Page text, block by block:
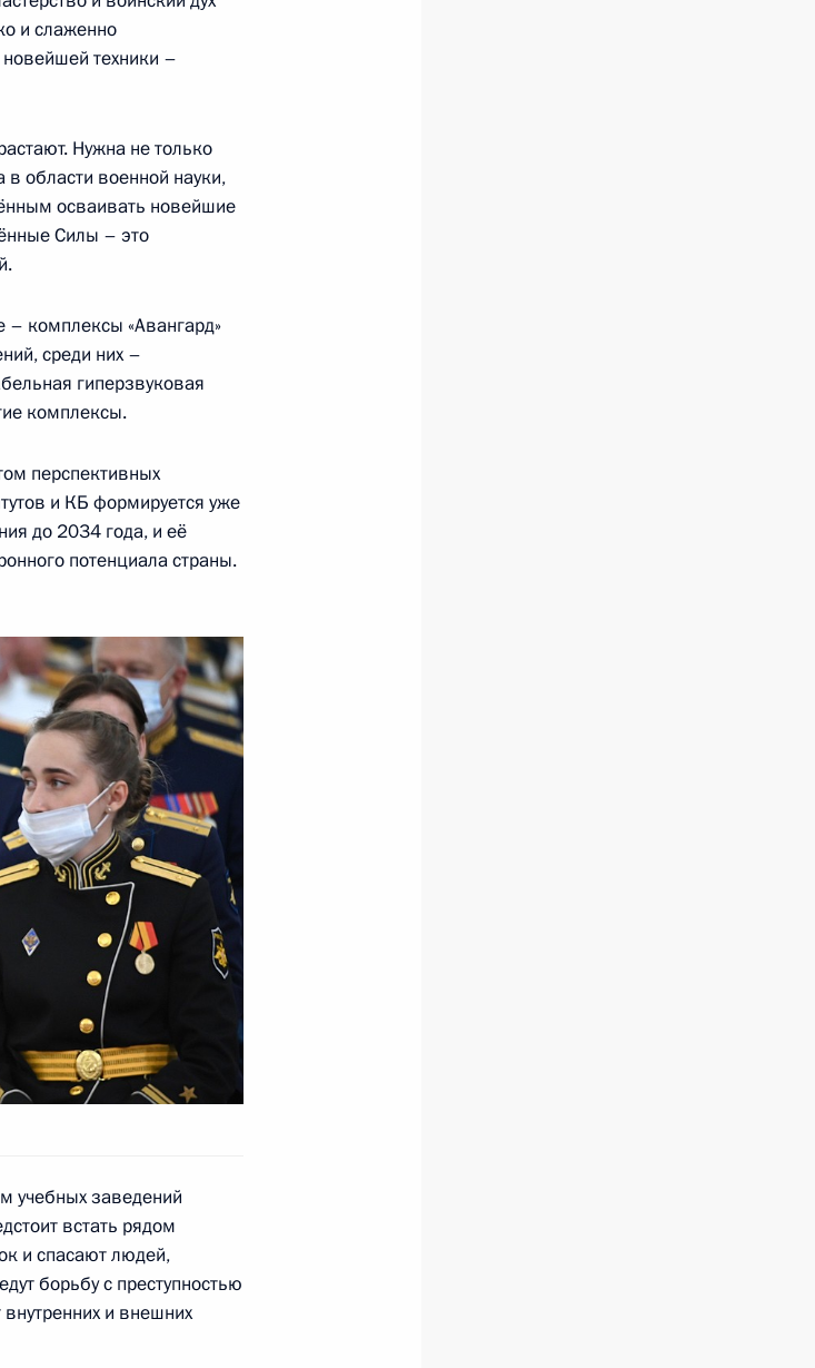
9 9м
3
и слаженно
техники –
Нужна не только
в области военной науки,
осваивать новейшие
Силы – это
– комплексы «Авангард»
среди них –
гиперзвуковая
комплексы.
перспективных
и КБ формируется уже
до 2034 года, и её
потенциала страны.
учебных заведений
встать рядом
и спасают людей,
борьбу с преступностью
и внешних